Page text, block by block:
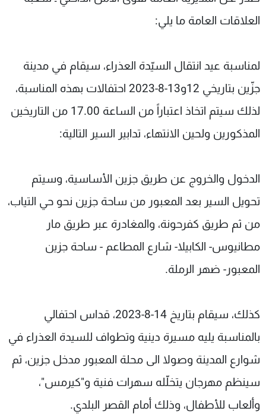
العلاقات العامة ما يلي:
لمناسبة عيد انتقال السيّدة العذراء، سيقام في مدينة
جزّين بتاريخي 12و13-8-2023 احتفالات بهذه المناسبة،
لذلك سيتم اتخاذ اعتباراً من الساعة 17.00 من التاريخين
المذكورين ولحين الانتهاء، تدابير السير التالية:
الدخول والخروج عن طريق جزين الأساسية، وسيتم
تحويل السير بعد المعبور من ساحة جزين نحو حي التياب،
من ثم طريق كفرحونة، والمغادرة عبر طريق مار
مطانيوس- الكابيلا- شارع المطاعم - ساحة جزين
المعبور- ضهر الرملة.
كذلك، سيقام بتاريخ 14-8-2023، قداس احتفالي
بالمناسبة يليه مسيرة دينية وتطواف للسيدة العذراء في
شوارع المدينة وصولا الى محلة المعبور مدخل جزين، ثم
سينظم مهرجان يتخلّله سهرات فنية و"كيرمس"،
وألعاب للأطفال، وذلك أمام القصر البلدي.
شاهد البرامج
عن MTV
الإنـتـاج
لاعلاناتكم
وظائف
شروط الإسـتخدام
سياسة الخصوصية